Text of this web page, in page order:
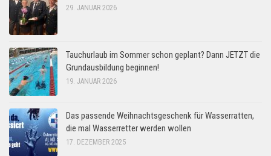
29. JANUAR 2026
Tauchurlaub im Sommer schon geplant? Dann JETZT die
Grundausbildung beginnen!
19. JANUAR 2026
Das passende Weihnachtsgeschenk für Wasserratten,
die mal Wasserretter werden wollen
17. DEZEMBER 2025